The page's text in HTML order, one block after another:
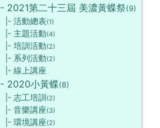
|- 2021第二十三屆 美濃黃蝶祭(9)
|- 活動總表(1)
|- 主題活動(4)
|- 培訓活動(2)
|- 系列活動(2)
|- 線上講座
|- 2020小黃蝶(8)
|- 志工培訓 (2)
|- 音樂講座(3)
|- 環境講座(2)